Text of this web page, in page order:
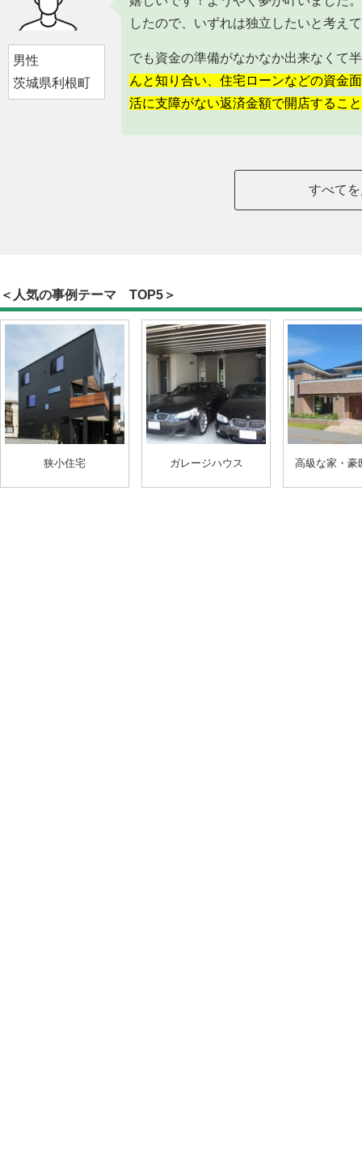
男性
茨城県利根町
したので、いずれは独立したいと考え
でも資金の準備がなかなか出来なくて
んと知り合い、住宅ローンなどの資金
活に支障がない返済金額で開店するこ
すべて
＜人気の事例テーマ TOP5＞
狭小住宅 ガレージハウス 高級な家・豪